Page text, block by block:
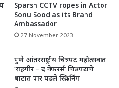
Sparsh CCTV ropes in Actor
Sonu Sood as its Brand
Ambassador
27 November 2023
पुणे आंतरराष्ट्रीय चित्रपट महोत्सवात
‘राहगीर – द वेफरर्स’ चित्रपटाचे
थाटात पार पडले स्क्रिनिंग